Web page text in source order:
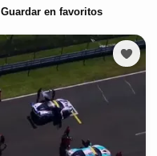
Guardar en favoritos